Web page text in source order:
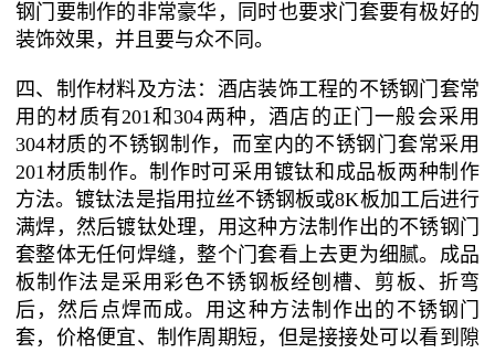
钢门要制作的非常豪华，同时也要求门套要有极好的
装饰效果，并且要与众不同。
四、制作材料及方法：酒店装饰工程的不锈钢门套常
用的材质有201和304两种，酒店的正门一般会采用
304材质的不锈钢制作，而室内的不锈钢门套常采用
201材质制作。制作时可采用镀钛和成品板两种制作
方法。镀钛法是指用拉丝不锈钢板或8K板加工后进行
满焊，然后镀钛处理，用这种方法制作出的不锈钢门
套整体无任何焊缝，整个门套看上去更为细腻。成品
板制作法是采用彩色不锈钢板经刨槽、剪板、折弯
后，然后点焊而成。用这种方法制作出的不锈钢门
套，价格便宜、制作周期短，但是接接处可以看到隙